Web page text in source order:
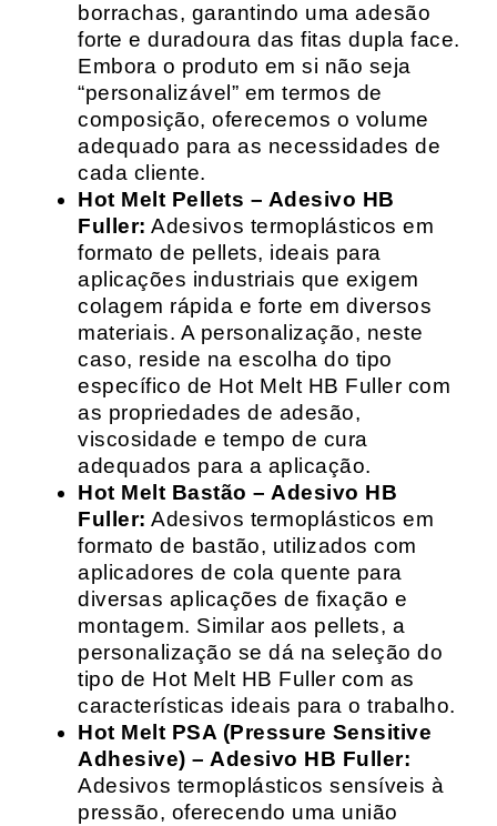
borrachas, garantindo uma adesão
forte e duradoura das fitas dupla face.
Embora o produto em si não seja
“personalizável” em termos de
composição, oferecemos o volume
adequado para as necessidades de
cada cliente.
Hot Melt Pellets – Adesivo HB
Fuller: Adesivos termoplásticos em
formato de pellets, ideais para
aplicações industriais que exigem
colagem rápida e forte em diversos
materiais. A personalização, neste
caso, reside na escolha do tipo
específico de Hot Melt HB Fuller com
as propriedades de adesão,
viscosidade e tempo de cura
adequados para a aplicação.
Hot Melt Bastão – Adesivo HB
Fuller: Adesivos termoplásticos em
formato de bastão, utilizados com
aplicadores de cola quente para
diversas aplicações de fixação e
montagem. Similar aos pellets, a
personalização se dá na seleção do
tipo de Hot Melt HB Fuller com as
características ideais para o trabalho.
Hot Melt PSA (Pressure Sensitive
Adhesive) – Adesivo HB Fuller:
Adesivos termoplásticos sensíveis à
pressão, oferecendo uma união